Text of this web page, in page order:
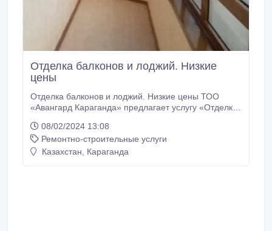
Отделка балконов и лоджий. Низкие
цены
Отделка балконов и лоджий. Низкие цены ТОО
«Авангард Караганда» предлагает услугу «Отделка
остекление, пол, стена балконного блока, потолок.
Мы можем предложить различные варианты
отделки и разные материалы (панели ПВХ, панели
08/02/2024 13:08
Ремонтно-строительные услуги
Казахстан, Караганда